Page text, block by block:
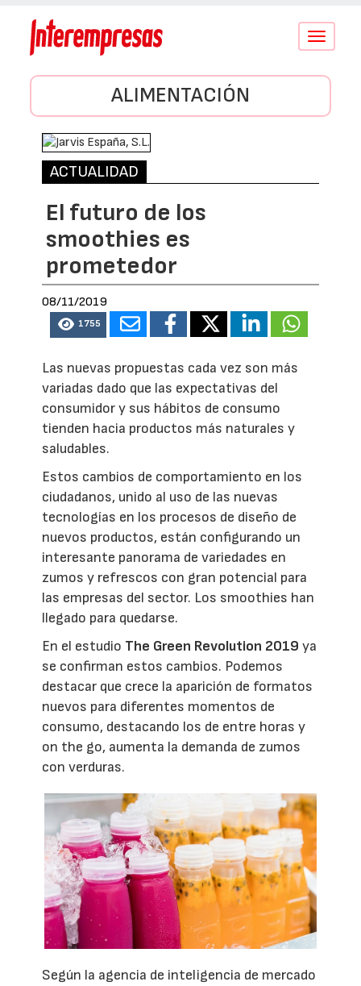
Conmutar
ALIMENTACIÓN
ACTUALIDAD
El futuro de los
smoothies es
prometedor
08/11/2019
1755
Las nuevas propuestas cada vez son más
variadas dado que las expectativas del
consumidor y sus hábitos de consumo
tienden hacia productos más naturales y
saludables.
Estos cambios de comportamiento en los
ciudadanos, unido al uso de las nuevas
tecnologías en los procesos de diseño de
nuevos productos, están configurando un
interesante panorama de variedades en
zumos y refrescos con gran potencial para
las empresas del sector. Los smoothies han
llegado para quedarse.
En el estudio The Green Revolution 2019 ya
se confirman estos cambios. Podemos
destacar que crece la aparición de formatos
nuevos para diferentes momentos de
consumo, destacando los de entre horas y
on the go, aumenta la demanda de zumos
con verduras.
Según la agencia de inteligencia de mercado